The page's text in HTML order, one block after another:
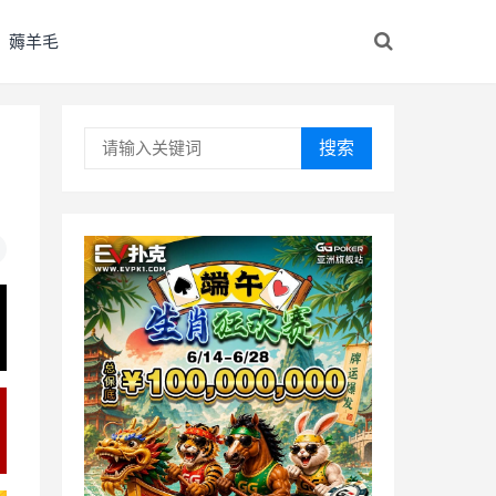
薅羊毛
搜索